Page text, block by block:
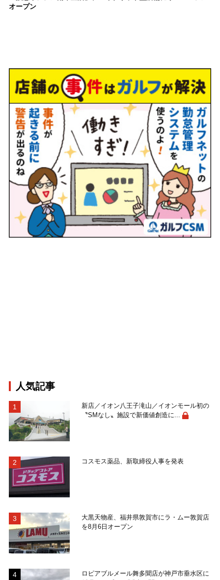
オープン
人気記事
新店／イオン八王子滝山／イオンモール初の
〝SMなし〟施設で新価値創造に...
コスモス薬品、新取締役人事を発表
大黒天物産、福井県敦賀市にラ・ムー敦賀店
を8月6日オープン
ロピアブルメール舞多聞店が神戸市垂水区に